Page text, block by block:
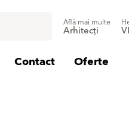
Află mai multe
Arhitecți
Contact Oferte